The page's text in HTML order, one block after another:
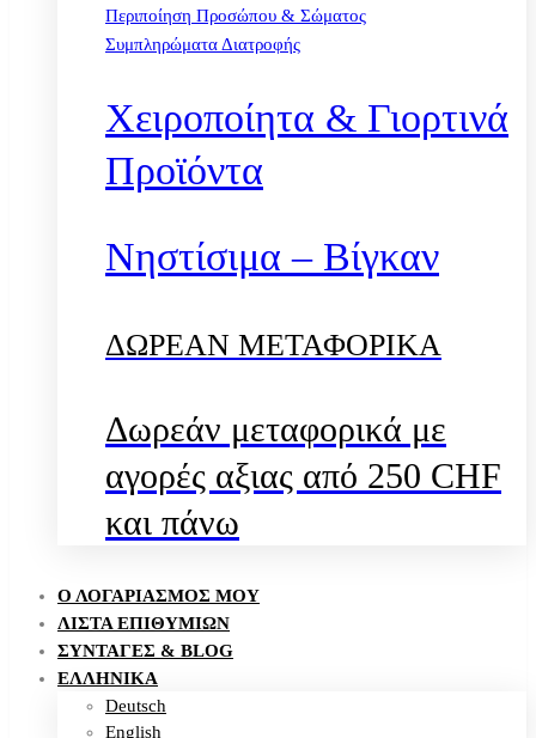
Περιποίηση Προσώπου & Σώματος
Συμπληρώματα Διατροφής
Χειροποίητα & Γιορτινά
Προϊόντα
Νηστίσιμα – Βίγκαν
ΔΩΡΕΑΝ ΜΕΤΑΦΟΡΙΚΑ
Δωρεάν μεταφορικά με
αγορές αξιας από 250 CHF
και πάνω
Ο ΛΟΓΑΡΙΑΣΜΌΣ ΜΟΥ
ΛΊΣΤΑ ΕΠΙΘΥΜΙΏΝ
ΣΥΝΤΑΓΈΣ & BLOG
ΕΛΛΗΝΙΚΑ
Deutsch
English